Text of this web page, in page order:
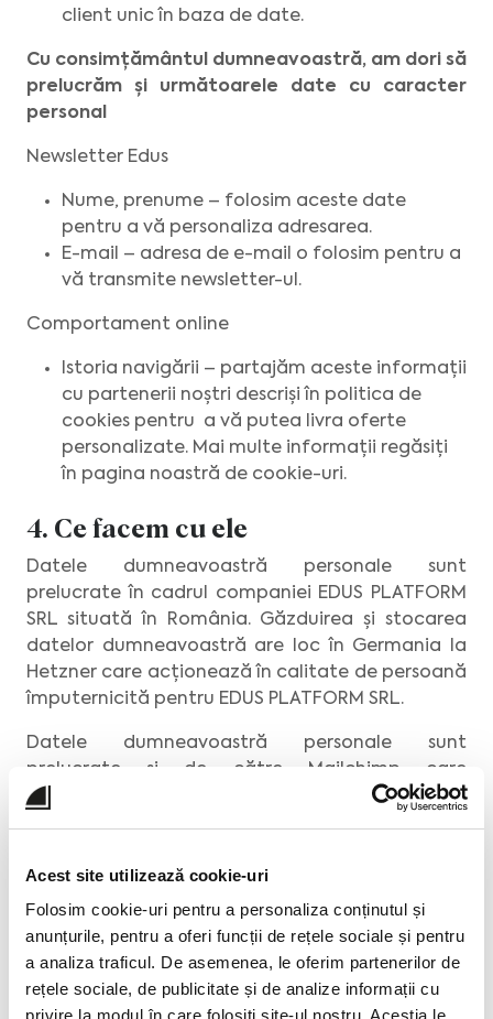
Acest site utilizează cookie-uri
Folosim cookie-uri pentru a personaliza conținutul și
anunțurile, pentru a oferi funcții de rețele sociale și pentru
a analiza traficul. De asemenea, le oferim partenerilor de
rețele sociale, de publicitate și de analize informații cu
privire la modul în care folosiți site-ul nostru. Aceștia le
client unic în baza de date.
Cu consimțământul dumneavoastră, am dori să
prelucrăm și următoarele date cu caracter
personal
Newsletter Edus
Nume, prenume – folosim aceste date
pentru a vă personaliza adresarea.
E-mail – adresa de e-mail o folosim pentru a
vă transmite newsletter-ul.
Comportament online
Istoria navigării – partajăm aceste informații
cu partenerii noștri descriși în politica de
cookies pentru a vă putea livra oferte
personalizate. Mai multe informații regăsiți
în pagina noastră de cookie-uri.
4. Ce facem cu ele
Datele dumneavoastră personale sunt
prelucrate în cadrul companiei EDUS PLATFORM
SRL situată în România. Găzduirea și stocarea
datelor dumneavoastră are loc în Germania la
Hetzner care acționează în calitate de persoană
împuternicită pentru EDUS PLATFORM SRL.
Datele dumneavoastră personale sunt
prelucrate și de către Mailchimp care
acționează în calitate de persoană
Mailchimp este operat de către The Rocket
Science Group LLC, o companie din Statele
Unite. Conformitatea transferului internațional
de date cu caracter personal este asigurată de
acordul Standard Contractual Clauses semnat
între The Rocket Science Group LLC și EDUS